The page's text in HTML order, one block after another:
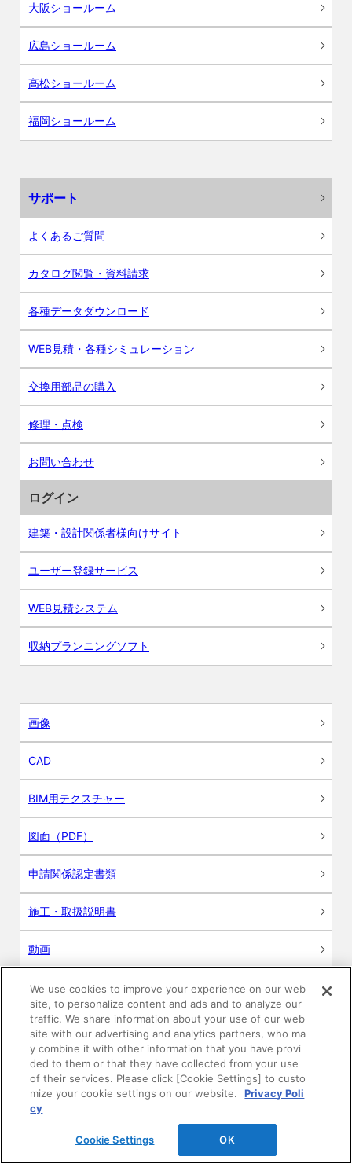
大阪ショールーム
広島ショールーム
高松ショールーム
福岡ショールーム
サポート
よくあるご質問
カタログ閲覧・資料請求
各種データダウンロード
WEB見積・各種シミュレーション
交換用部品の購入
修理・点検
お問い合わせ
ログイン
建築・設計関係者様向けサイト
ユーザー登録サービス
WEB見積システム
収納プランニングソフト
画像
CAD
BIM用テクスチャー
図面（PDF）
申請関係認定書類
施工・取扱説明書
動画
シミュレーションツール
24時間換気システム〈エアスマート〉
簡易設計見積ソフト
R&Dセンター環境測定・分析サービス
商品マスター申し込み
We use cookies to improve your experience on our web
site, to personalize content and ads and to analyze our
traffic. We share information about your use of our web
site with our advertising and analytics partners, who ma
y combine it with other information that you have provi
ded to them or that they have collected from your use
of their services. Please click [Cookie Settings] to custo
mize your cookie settings on our website.
Privacy Poli
cy
Cookie Settings OK